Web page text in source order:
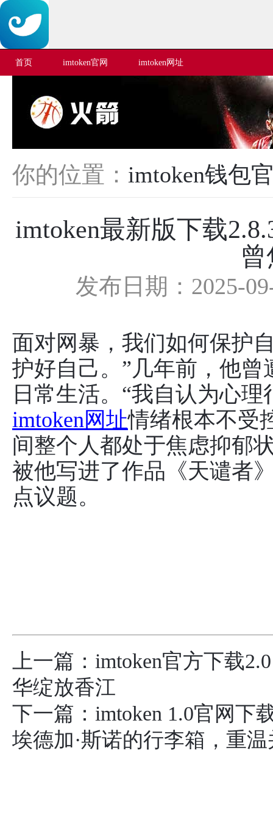
首页 imtoken官网 imtoken网址
你的位置： imtoken钱包
imtoken最新版下载
发布日期：2025-
面对网暴，我们如何保护
护好自己。”几年前，他
日常生活。“我自认为心
imtoken网址情绪根本不受
间整个人都处于焦虑抑郁
被他写进了作品《天谴者
点议题。
上一篇： imtoken官方下载
华绽放香江
下一篇： imtoken 1.0官网下
埃德加·斯诺的行李箱，重